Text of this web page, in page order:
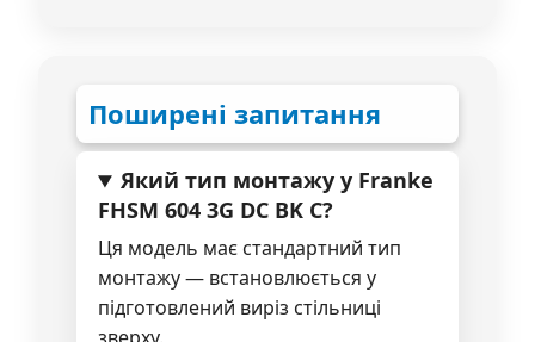
Поширені запитання
Який тип монтажу у Franke
FHSM 604 3G DC BK C?
Ця модель має стандартний тип
монтажу — встановлюється у
підготовлений виріз стільниці